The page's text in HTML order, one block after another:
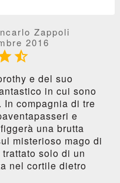
Zappoli
2016

e del suo
in cui sono
compagnia di tre
e
una brutta
misterioso mago di
solo di un
nel cortile dietro